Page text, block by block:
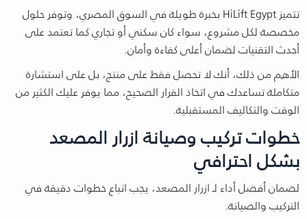
تتميز HiLift Egypt بخبرة طويلة في السوق المصري، وتوفر حلول
مخصصة لكل مشروع، سواء كان سكني أو تجاري كما تعتمد على
أحدث التقنيات لضمان أعلى كفاءة وأمان.
الأهم من ذلك، أنك لا تحصل فقط على منتج، بل على استشارة
متكاملة تساعدك في اتخاذ القرار الصحيح، مما يوفر عليك الكثير من
الوقت والتكاليف المستقبلية.
خطوات تركيب وصيانة ازرار المصعد
بشكل احترافي
لضمان أفضل أداء لـ ازرار المصعد، يجب اتباع خطوات دقيقة في
التركيب والصيانة.